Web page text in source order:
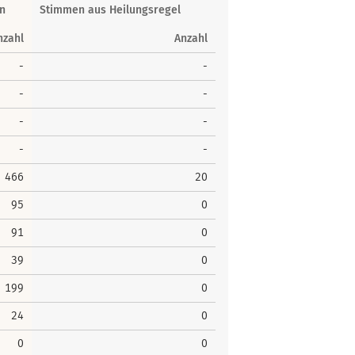
Stimmen aus Heilungsregel
Anzahl
- -
- -
- -
- -
466 20
95 0
91 0
39 0
199 0
24 0
0 0